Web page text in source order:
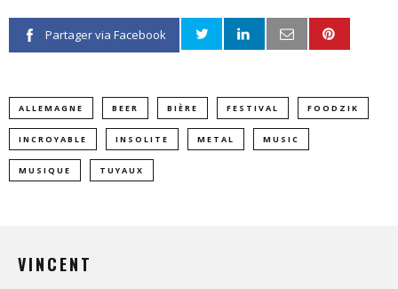
Partager via Facebook
ALLEMAGNE BEER BIÈRE FESTIVAL FOODZIK
INCROYABLE INSOLITE METAL MUSIC
MUSIQUE TUYAUX
VINCENT